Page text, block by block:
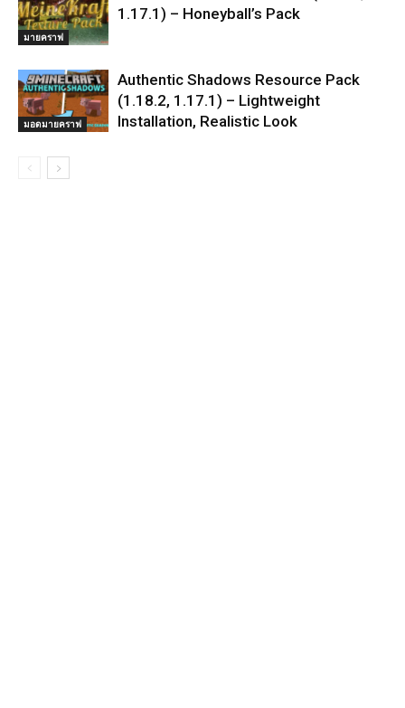
มายคราฟ
1.17.1) – Honeyball’s Pack
มอดมายคราฟ
Authentic Shadows Resource Pack
(1.18.2, 1.17.1) – Lightweight
Installation, Realistic Look